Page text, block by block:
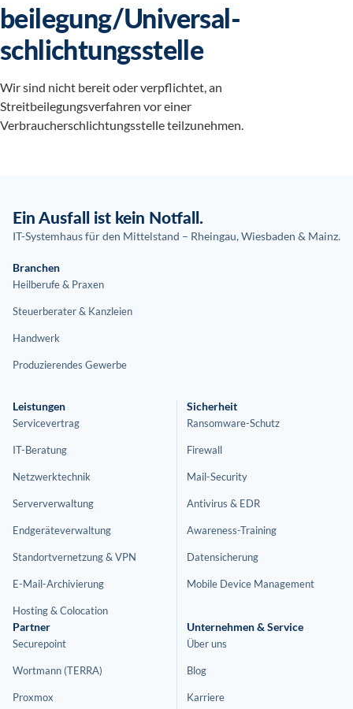
beilegung/Universal­
schlichtungs­stelle
Wir sind nicht bereit oder verpflichtet, an
Streitbeilegungsverfahren vor einer
Verbraucherschlichtungsstelle teilzunehmen.
Ein Ausfall ist kein Notfall.
IT-Systemhaus für den Mittelstand – Rheingau, Wiesbaden & Mainz.
Branchen
Heilberufe & Praxen
Steuerberater & Kanzleien
Handwerk
Produzierendes Gewerbe
Leistungen
Servicevertrag
IT-Beratung
Netzwerktechnik
Serververwaltung
Endgeräteverwaltung
Standortvernetzung & VPN
E-Mail-Archivierung
Hosting & Colocation
Sicherheit
Ransomware-Schutz
Firewall
Mail-Security
Antivirus & EDR
Awareness-Training
Datensicherung
Mobile Device Management
Partner
Securepoint
Wortmann (TERRA)
Proxmox
Unternehmen & Service
Über uns
Blog
Karriere